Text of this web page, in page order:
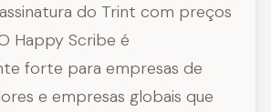
do Trint com preços
Happy Scribe é
forte para empresas de
e empresas globais que